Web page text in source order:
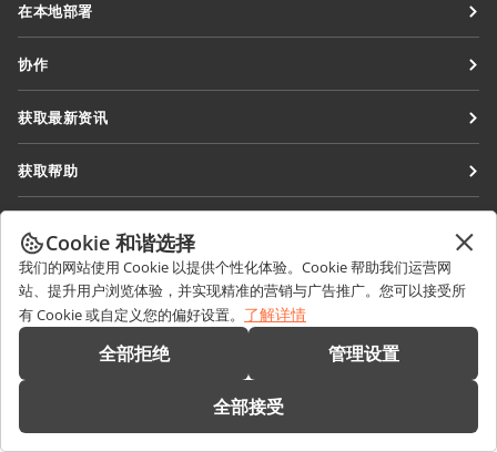
在本地部署
工作区
连接器
桌面应用程序
移动应用程序
协作
针对博主
职位空缺
获取最新资讯
获取帮助
论坛
培训课程
网络研讨会
白皮书
支持联系表单
销售相关问题sales@onlyoffice.com
合作伙伴咨询partners@onlyoffice.com
媒体咨询
请求回电
onlyoffice.com
© Ascensio System SIA 2026。保留所有权利
Cookie 和谐选择
我们的网站使用 Cookie 以提供个性化体验。Cookie 帮助我们运营网
站、提升用户浏览体验，并实现精准的营销与广告推广。您可以接受所
有 Cookie 或自定义您的偏好设置。 了解详情
全部拒绝 管理设置
全部接受